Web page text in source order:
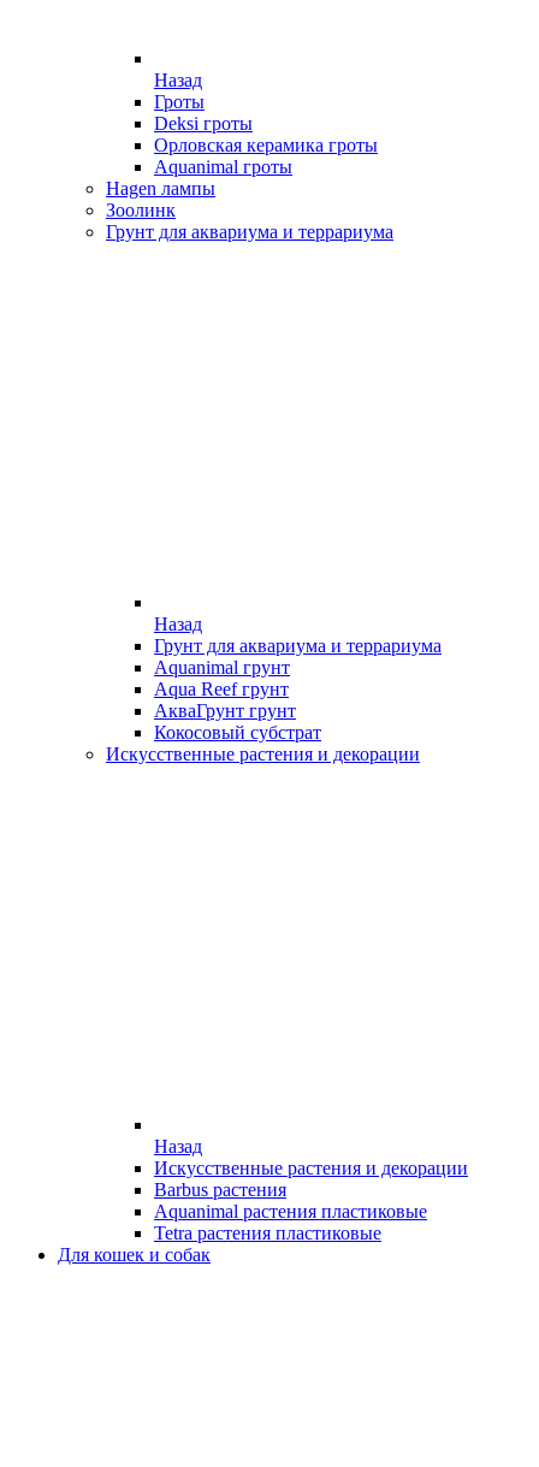
Назад
Гроты
Deksi гроты
Орловская керамика гроты
Aquanimal гроты
Hagen лампы
Зоолинк
Грунт для аквариума и террариума
Назад
Грунт для аквариума и террариума
Aquanimal грунт
Aqua Reef грунт
АкваГрунт грунт
Кокосовый субстрат
Искусственные растения и декорации
Назад
Искусственные растения и декорации
Barbus растения
Aquanimal растения пластиковые
Tetra растения пластиковые
Для кошек и собак